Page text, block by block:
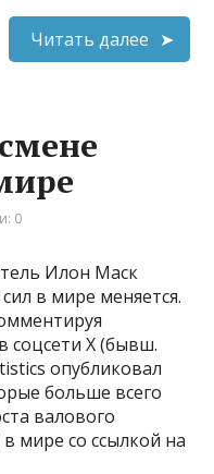
Читать далее
0
Илон Маск
в мире меняется.
соцсети X (бывш.
опубликовал
больше всего
валового
мире со ссылкой на